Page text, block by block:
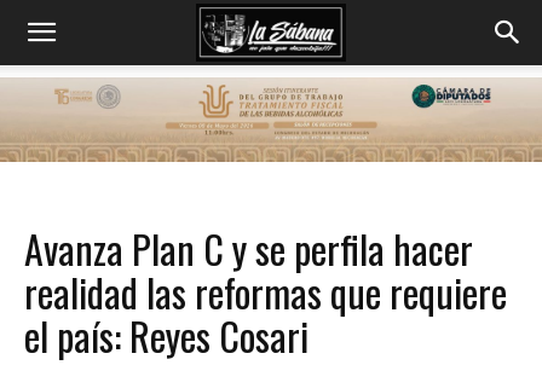
Avanza Plan C y se perfila hacer
realidad las reformas que requiere
el país: Reyes Cosari